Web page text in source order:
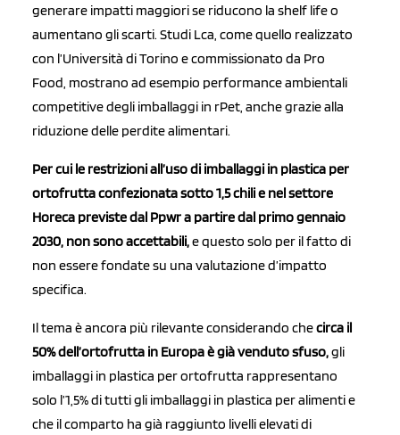
generare impatti maggiori se riducono la shelf life o
aumentano gli scarti. Studi Lca, come quello realizzato
con l’Università di Torino e commissionato da Pro
Food, mostrano ad esempio performance ambientali
competitive degli imballaggi in rPet, anche grazie alla
riduzione delle perdite alimentari.
Per cui le restrizioni all’uso di imballaggi in plastica per
ortofrutta confezionata sotto 1,5 chili e nel settore
Horeca previste dal Ppwr a partire dal primo gennaio
2030, non sono accettabili,e questo solo per il fatto di
non essere fondate su una valutazione d’impatto
specifica.
Il tema è ancora più rilevante considerando checirca il
50% dell’ortofrutta in Europa è già venduto sfuso,gli
imballaggi in plastica per ortofrutta rappresentano
solo l’1,5% di tutti gli imballaggi in plastica per alimenti e
che il comparto ha già raggiunto livelli elevati di